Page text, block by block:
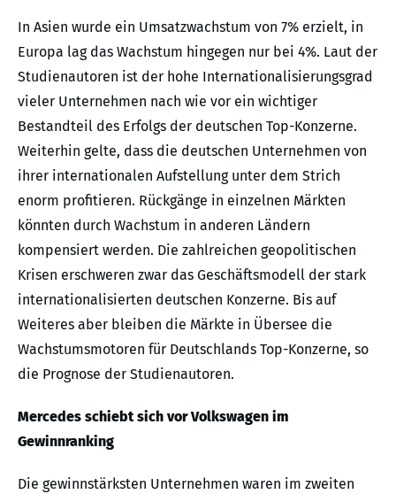
In Asien wurde ein Umsatzwachstum von 7% erzielt, in
Europa lag das Wachstum hingegen nur bei 4%. Laut der
Studienautoren ist der hohe Internationalisierungsgrad
vieler Unternehmen nach wie vor ein wichtiger
Bestandteil des Erfolgs der deutschen Top-Konzerne.
Weiterhin gelte, dass die deutschen Unternehmen von
ihrer internationalen Aufstellung unter dem Strich
enorm profitieren. Rückgänge in einzelnen Märkten
könnten durch Wachstum in anderen Ländern
kompensiert werden. Die zahlreichen geopolitischen
Krisen erschweren zwar das Geschäftsmodell der stark
internationalisierten deutschen Konzerne. Bis auf
Weiteres aber bleiben die Märkte in Übersee die
Wachstumsmotoren für Deutschlands Top-Konzerne, so
die Prognose der Studienautoren.
Mercedes schiebt sich vor Volkswagen im
Gewinnranking
Die gewinnstärksten Unternehmen waren im zweiten